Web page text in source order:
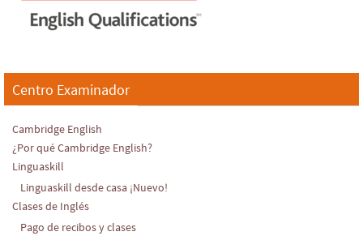
Centro Examinador
Cambridge English
¿Por qué Cambridge English?
Linguaskill
Linguaskill desde casa ¡Nuevo!
Clases de Inglés
Pago de recibos y clases